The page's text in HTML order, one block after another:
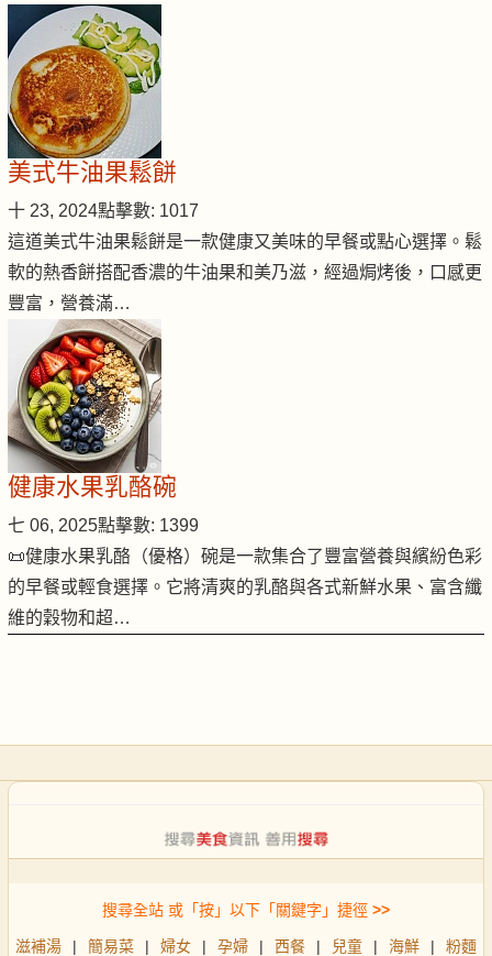
美式牛油果鬆餅
十 23, 2024點擊數: 1017
這道美式牛油果鬆餅是一款健康又美味的早餐或點心選擇。鬆
軟的熱香餅搭配香濃的牛油果和美乃滋，經過焗烤後，口感更
豐富，營養滿…
健康水果乳酪碗
七 06, 2025點擊數: 1399
📜健康水果乳酪（優格）碗是一款集合了豐富營養與繽紛色彩
的早餐或輕食選擇。它將清爽的乳酪與各式新鮮水果、富含纖
維的穀物和超…
搜尋全站 或「按」以下「關鍵字」捷徑 >>
滋補湯 | 簡易菜 | 婦女 | 孕婦 | 西餐 | 兒童 | 海鮮 | 粉麵